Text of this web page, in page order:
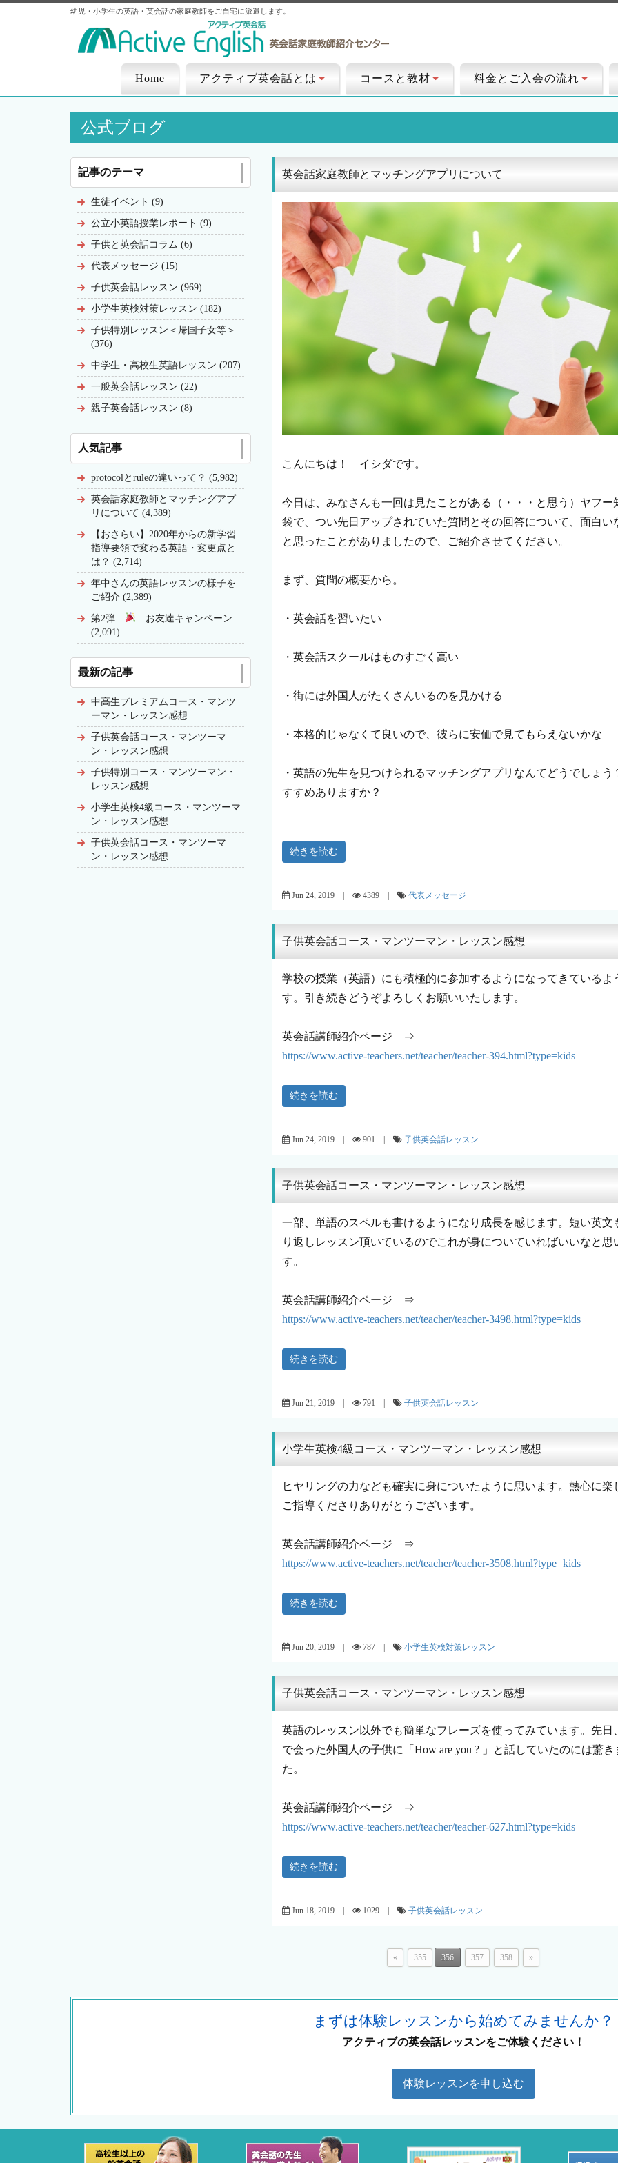
幼児・小学生の英語・英会話の家庭教師をご自宅に派遣します。
Home アクティブ英会話とは コースと教材 料金とご入会の流れ
公式ブログ
英会話家庭教師とマッチングアプリについて
こんにちは！ イシダです。
今日は、みなさんも一回は見たことがある（・・・と思う）ヤフー
袋で、つい先日アップされていた質問とその回答について、面白い
と思ったことがありましたので、ご紹介させてください。
まず、質問の概要から。
・英会話を習いたい
・英会話スクールはものすごく高い
・街には外国人がたくさんいるのを見かける
・本格的じゃなくて良いので、彼らに安価で見てもらえないかな
・英語の先生を見つけられるマッチングアプリなんてどうでしょう
すすめありますか？
続きを読む
Jun 24, 2019 | 4389 | 代表メッセージ
子供英会話コース・マンツーマン・レッスン感想
学校の授業（英語）にも積極的に参加するようになってきているよ
す。引き続きどうぞよろしくお願いいたします。
英会話講師紹介ページ ⇒
https://www.active-teachers.net/teacher/teacher-394.html?type=kids
続きを読む
Jun 24, 2019 | 901 | 子供英会話レッスン
子供英会話コース・マンツーマン・レッスン感想
一部、単語のスペルも書けるようになり成長を感じます。短い英文
り返しレッスン頂いているのでこれが身についていればいいなと思
す。
英会話講師紹介ページ ⇒
https://www.active-teachers.net/teacher/teacher-3498.html?type=kids
続きを読む
Jun 21, 2019 | 791 | 子供英会話レッスン
小学生英検4級コース・マンツーマン・レッスン感想
ヒヤリングの力なども確実に身についたように思います。熱心に楽
ご指導くださりありがとうございます。
英会話講師紹介ページ ⇒
https://www.active-teachers.net/teacher/teacher-3508.html?type=kids
続きを読む
Jun 20, 2019 | 787 | 小学生英検対策レッスン
子供英会話コース・マンツーマン・レッスン感想
英語のレッスン以外でも簡単なフレーズを使ってみています。先日
で会った外国人の子供に「How are you ? 」と話していたのには驚き
た。
英会話講師紹介ページ ⇒
https://www.active-teachers.net/teacher/teacher-627.html?type=kids
続きを読む
Jun 18, 2019 | 1029 | 子供英会話レッスン
« 355 356 357 358 »
記事のテーマ
生徒イベント (9)
公立小英語授業レポート (9)
子供と英会話コラム (6)
代表メッセージ (15)
子供英会話レッスン (969)
小学生英検対策レッスン (182)
子供特別レッスン＜帰国子女等＞
(376)
中学生・高校生英語レッスン (207)
一般英会話レッスン (22)
親子英会話レッスン (8)
人気記事
protocolとruleの違いって？ (5,982)
英会話家庭教師とマッチングアプ
リについて (4,389)
【おさらい】2020年からの新学習
指導要領で変わる英語・変更点と
は？ (2,714)
年中さんの英語レッスンの様子を
ご紹介 (2,389)
第2弾
お友達キャンペーン
(2,091)
最新の記事
中高生プレミアムコース・マンツ
ーマン・レッスン感想
子供英会話コース・マンツーマ
ン・レッスン感想
子供特別コース・マンツーマン・
レッスン感想
小学生英検4級コース・マンツーマ
ン・レッスン感想
子供英会話コース・マンツーマ
ン・レッスン感想
まずは体験レッスンから始めてみませんか？
アクティブの英会話レッスンをご体験ください！
体験レッスンを申し込む